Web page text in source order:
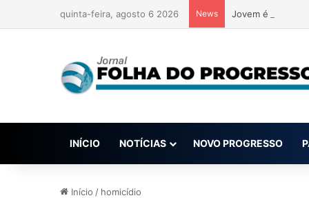
quinta-feira, agosto 6 2026 News Jovem é preso
INÍCIO NOTÍCIAS NOVO PROGRESSO
Início / homicídio